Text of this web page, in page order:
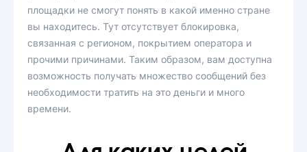
площадки не смогут понять в какой именно стране
вы находитесь. Тут отсутствует блокировка,
связанная с регионом, покрытием оператора и
прочими причинами. Таким образом, вам доступна
возможность получать множество сообщений без
необходимости тратить на это деньги и много
времени.